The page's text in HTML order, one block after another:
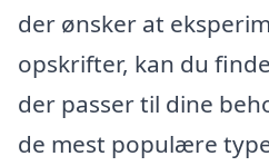
der ønsker at
opskrifter, kan du
der passer til dine
de mest populære